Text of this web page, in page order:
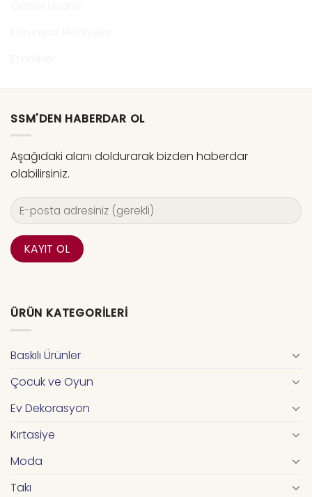
SSM'DEN HABERDAR OL
Aşağıdaki alanı doldurarak bizden haberdar
olabilirsiniz.
ÜRÜN KATEGORILERI
Baskılı Ürünler
Çocuk ve Oyun
Ev Dekorasyon
Kırtasiye
Moda
Takı